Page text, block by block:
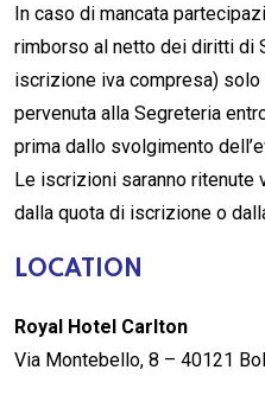
In caso di mancata
rimborso al netto dei diritti di
iscrizione iva compresa)
pervenuta alla Segreteria
prima dallo svolgimento
Le iscrizioni saranno ritenute
dalla quota di iscrizione o
LOCATION
Royal Hotel Carlton
Via Montebello, 8 – 40121